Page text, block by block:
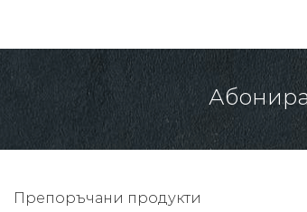
Препоръчани продукти